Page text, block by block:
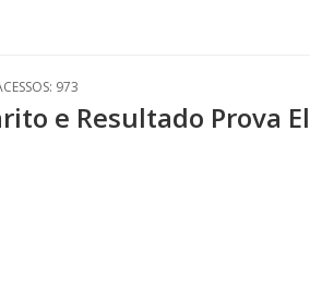
973
e Resultado Prova